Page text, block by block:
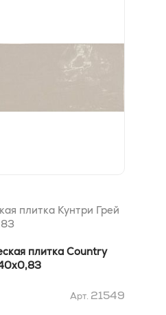
плитка Кунтри Грей
плитка Country
Арт. 21549